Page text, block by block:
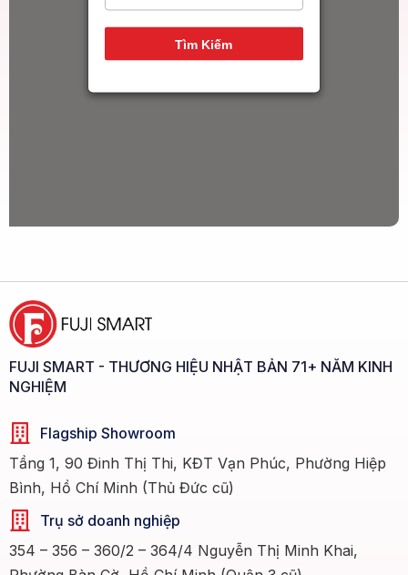
14
Tìm Kiếm
FUJI SMART - THƯƠNG HIỆU NHẬT BẢN 71+ NĂM KINH
NGHIỆM
Flagship Showroom
Tầng 1, 90 Đinh Thị Thi, KĐT Vạn Phúc, Phường Hiệp
Bình, Hồ Chí Minh (Thủ Đức cũ)
Trụ sở doanh nghiệp
354 – 356 – 360/2 – 364/4 Nguyễn Thị Minh Khai,